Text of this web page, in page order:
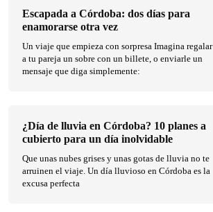
Escapada a Córdoba: dos días para
enamorarse otra vez
Un viaje que empieza con sorpresa Imagina regalar
a tu pareja un sobre con un billete, o enviarle un
mensaje que diga simplemente:
¿Día de lluvia en Córdoba? 10 planes a
cubierto para un día inolvidable
Que unas nubes grises y unas gotas de lluvia no te
arruinen el viaje. Un día lluvioso en Córdoba es la
excusa perfecta